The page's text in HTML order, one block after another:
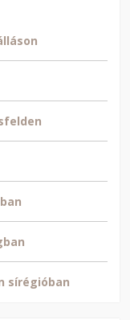
sírégióban